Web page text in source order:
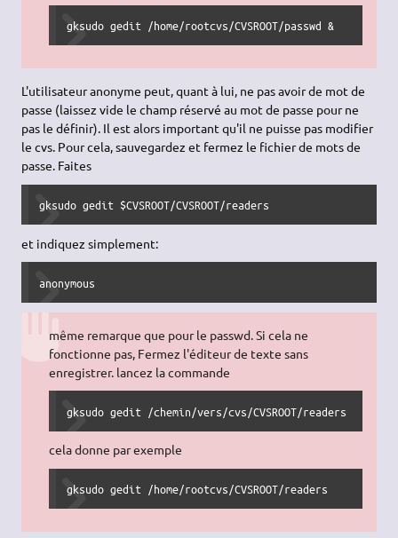
gksudo gedit /home/rootcvs/CVSROOT/passwd &
L'utilisateur anonyme peut, quant à lui, ne pas avoir de mot de
passe (laissez vide le champ réservé au mot de passe pour ne
pas le définir). Il est alors important qu'il ne puisse pas modifier
le cvs. Pour cela, sauvegardez et fermez le fichier de mots de
passe. Faites
gksudo gedit $CVSROOT/CVSROOT/readers
et indiquez simplement:
anonymous
même remarque que pour le passwd. Si cela ne
fonctionne pas, Fermez l'éditeur de texte sans
enregistrer. lancez la commande
gksudo gedit /chemin/vers/cvs/CVSROOT/readers
cela donne par exemple
gksudo gedit /home/rootcvs/CVSROOT/readers